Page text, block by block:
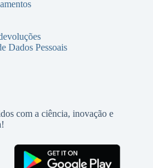
Dados Pessoais
com a ciência, inovação e